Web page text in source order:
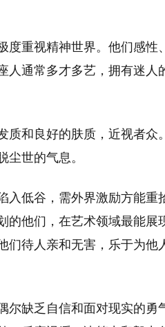
重视精神世界。他们感性
人通常多才多艺，拥有迷人
质和良好的肤质，近视者众
世的气息。
入低谷，需外界激励方能重
的他们，在艺术领域最能展
们待人亲和无害，乐于为他
尔缺乏自信和面对现实的勇